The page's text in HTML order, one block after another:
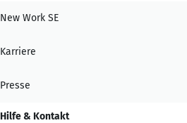
New Work SE
Karriere
Presse
Hilfe & Kontakt